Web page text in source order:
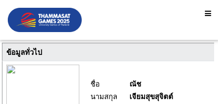
ข้อมูลทั่วไป
ชื่อ
ณัช
นามสกุล
เจียมสุขสุจิตต์